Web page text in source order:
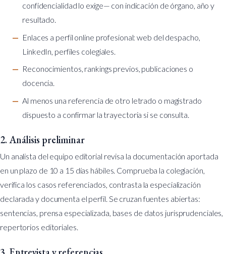
confidencialidad lo exige— con indicación de órgano, año y
resultado.
Enlaces a perfil online profesional: web del despacho,
LinkedIn, perfiles colegiales.
Reconocimientos, rankings previos, publicaciones o
docencia.
Al menos una referencia de otro letrado o magistrado
dispuesto a confirmar la trayectoria si se consulta.
2. Análisis preliminar
Un analista del equipo editorial revisa la documentación aportada
en un plazo de 10 a 15 días hábiles. Comprueba la colegiación,
verifica los casos referenciados, contrasta la especialización
declarada y documenta el perfil. Se cruzan fuentes abiertas:
sentencias, prensa especializada, bases de datos jurisprudenciales,
repertorios editoriales.